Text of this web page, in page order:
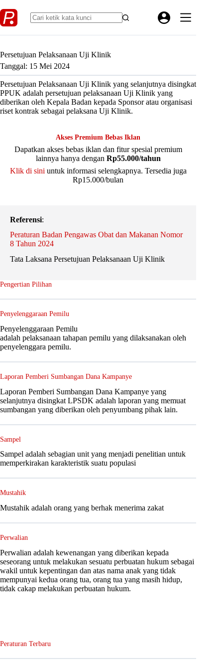
to
content
Persetujuan Pelaksanaan Uji Klinik
Tanggal: 15 Mei 2024
Persetujuan Pelaksanaan Uji Klinik yang selanjutnya disingkat
PPUK adalah persetujuan pelaksanaan Uji Klinik yang
diberikan oleh Kepala Badan kepada Sponsor atau organisasi
riset kontrak sebagai pelaksana Uji Klinik.
Akses Premium Bebas Iklan
Dapatkan akses bebas iklan dan fitur spesial premium
lainnya hanya dengan Rp55.000/tahun
Klik di sini untuk informasi selengkapnya. Tersedia juga
Rp15.000/bulan
Referensi:
Peraturan Badan Pengawas Obat dan Makanan Nomor
8 Tahun 2024
Tata Laksana Persetujuan Pelaksanaan Uji Klinik
Pengertian Pilihan
Penyelenggaraan Pemilu
Penyelenggaraan Pemilu
adalah pelaksanaan tahapan pemilu yang dilaksanakan oleh
penyelenggara pemilu.
Laporan Pemberi Sumbangan Dana Kampanye
Laporan Pemberi Sumbangan Dana Kampanye yang
selanjutnya disingkat LPSDK adalah laporan yang memuat
sumbangan yang diberikan oleh penyumbang pihak lain.
Sampel
Sampel adalah sebagian unit yang menjadi penelitian untuk
memperkirakan karakteristik suatu populasi
Mustahik
Mustahik adalah orang yang berhak menerima zakat
Perwalian
Perwalian adalah kewenangan yang diberikan kepada
seseorang untuk melakukan sesuatu perbuatan hukum sebagai
wakil untuk kepentingan dan atas nama anak yang tidak
mempunyai kedua orang tua, orang tua yang masih hidup,
tidak cakap melakukan perbuatan hukum.
Peraturan Terbaru